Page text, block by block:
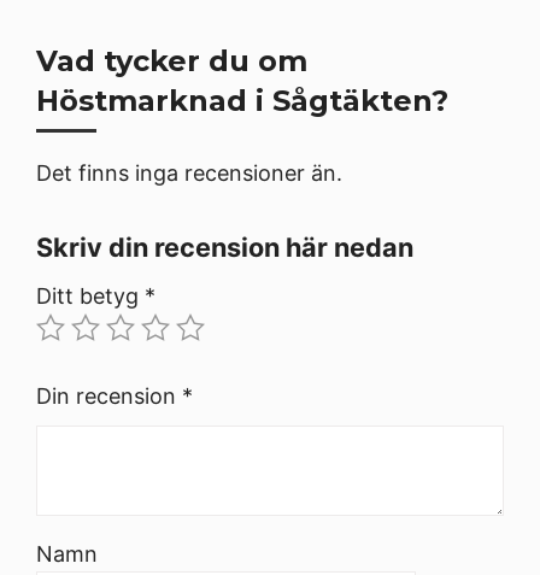
Vad tycker du om
Höstmarknad i Sågtäkten?
Det finns inga recensioner än.
Skriv din recension här nedan
Ditt betyg *
Din recension *
Namn